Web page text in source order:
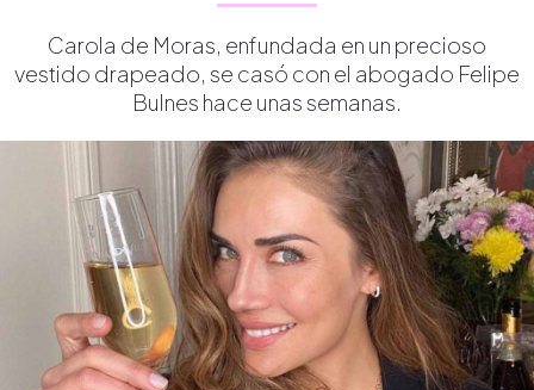
Carola de Moras, enfundada en un precioso
vestido drapeado, se casó con el abogado Felipe
Bulnes hace unas semanas.